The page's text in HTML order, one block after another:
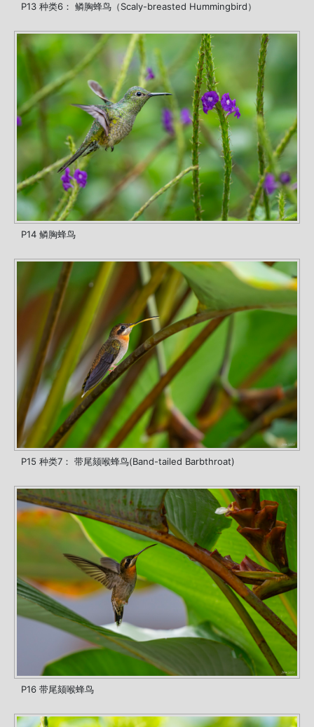
P13 种类6： 鳞胸蜂鸟（Scaly-breasted Hummingbird）
P14 鳞胸蜂鸟
P15 种类7： 带尾颏喉蜂鸟(Band-tailed Barbthroat)
P16 带尾颏喉蜂鸟